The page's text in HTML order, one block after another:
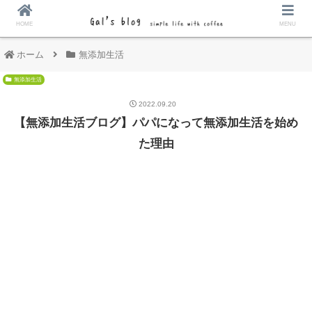
ホーム 無添加生活
無添加生活
【無添加生活ブログ】パパになって無添加生活を始め
た理由
2022.09.20
HOME MENU